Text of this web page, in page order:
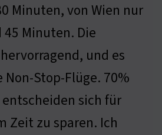
Minuten, von Wien nur
Minuten. Die
und es
Stop-Flüge. 70%
sich für
Zeit zu sparen. Ich